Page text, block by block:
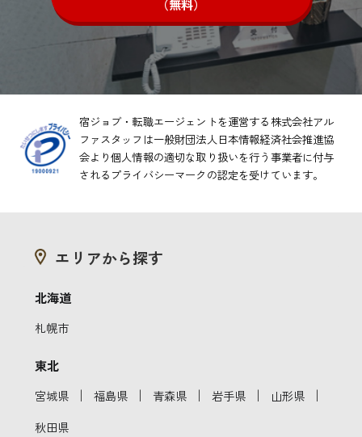
（無料）
宿ジョブ・転職エージェントを運営する株式会社アル
ファスタッフは一般財団法人日本情報経済社会推進協
会より個人情報の適切な取り扱いを行う事業者に付与
されるプライバシーマークの認定を受けています。
エリアから探す
北海道
札幌市
東北
宮城県 ｜ 福島県 ｜ 青森県 ｜ 岩手県 ｜ 山形県 ｜
秋田県